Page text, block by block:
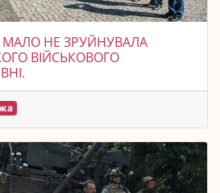
МАЛО НЕ ЗРУЙНУВАЛА
ВІЙСЬКОВОГО